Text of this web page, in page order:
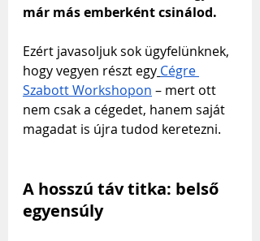
már más emberként csinálod.
Ezért javasoljuk sok ügyfelünknek,
hogy vegyen részt egy Cégre
Szabott Workshopon – mert ott
nem csak a cégedet, hanem saját
magadat is újra tudod keretezni.
A hosszú táv titka: belső
egyensúly